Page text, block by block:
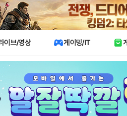
이브/영상 게이밍/IT